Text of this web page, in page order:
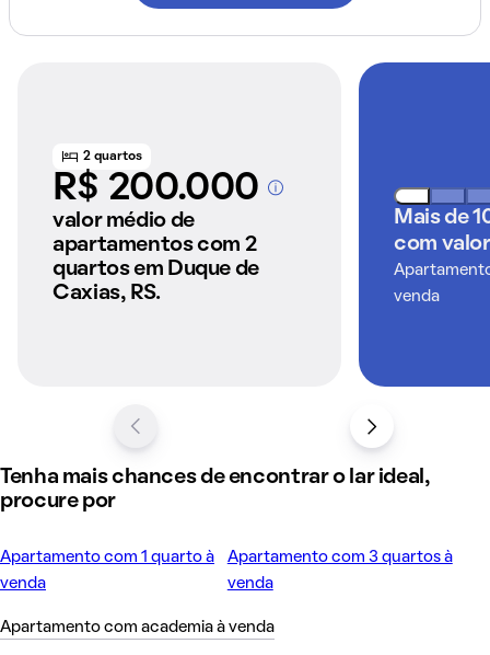
2 quartos
R$ 200.000A partir dos imóveis
valor médio de
apartamentos com 2
quartos em Duque de
Caxias, RS.
Mais de
com
venda
Tenha mais chances de encontrar o lar ideal,
procure por
Apartamento com 1 quarto à
venda
Apartamento com 3 quartos à
venda
Apartamento com academia à venda